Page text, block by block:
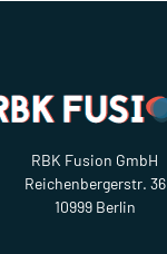
RBK Fusion GmbH
Reichenbergerstr. 36
10999 Berlin